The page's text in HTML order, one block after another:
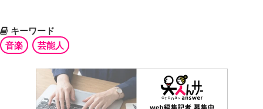
キーワード
音楽
芸能人